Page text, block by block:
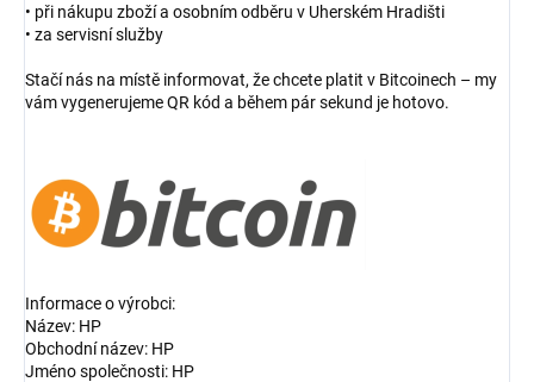
• při nákupu zboží a osobním odběru v Uherském Hradišti
• za servisní služby
Stačí nás na místě informovat, že chcete platit v Bitcoinech – my
vám vygenerujeme QR kód a během pár sekund je hotovo.
Informace o výrobci:
Název: HP
Obchodní název: HP
Jméno společnosti: HP